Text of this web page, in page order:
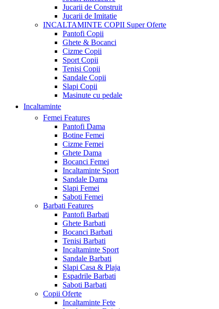
Jucarii de Construit
Jucarii de Imitatie
INCALTAMINTE COPII Super Oferte
Pantofi Copii
Ghete & Bocanci
Cizme Copii
Sport Copii
Tenisi Copii
Sandale Copii
Slapi Copii
Masinute cu pedale
Incaltaminte
Femei Features
Pantofi Dama
Botine Femei
Cizme Femei
Ghete Dama
Bocanci Femei
Incaltaminte Sport
Sandale Dama
Slapi Femei
Saboti Femei
Barbati Features
Pantofi Barbati
Ghete Barbati
Bocanci Barbati
Tenisi Barbati
Incaltaminte Sport
Sandale Barbati
Slapi Casa & Plaja
Espadrile Barbati
Saboti Barbati
Copii Oferte
Incaltaminte Fete